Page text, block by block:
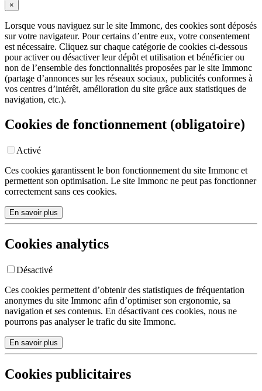
×
Lorsque vous naviguez sur le site Immonc, des cookies sont déposés
sur votre navigateur. Pour certains d’entre eux, votre consentement
est nécessaire. Cliquez sur chaque catégorie de cookies ci-dessous
pour activer ou désactiver leur dépôt et utilisation et bénéficier ou
non de l’ensemble des fonctionnalités proposées par le site Immonc
(partage d’annonces sur les réseaux sociaux, publicités conformes à
vos centres d’intérêt, amélioration du site grâce aux statistiques de
navigation, etc.).
Cookies de fonctionnement (obligatoire)
Activé
Ces cookies garantissent le bon fonctionnement du site Immonc et
permettent son optimisation. Le site Immonc ne peut pas fonctionner
correctement sans ces cookies.
En savoir plus
Cookies analytics
Désactivé
Ces cookies permettent d’obtenir des statistiques de fréquentation
anonymes du site Immonc afin d’optimiser son ergonomie, sa
navigation et ses contenus. En désactivant ces cookies, nous ne
pourrons pas analyser le trafic du site Immonc.
En savoir plus
Cookies publicitaires